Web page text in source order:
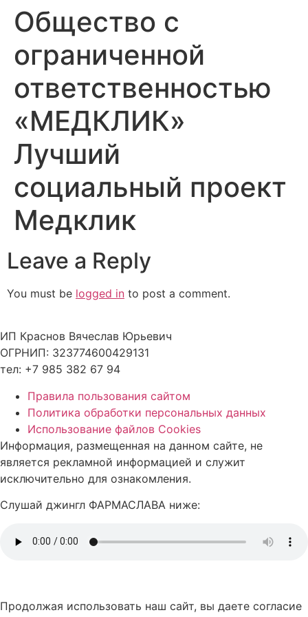
Общество с
ограниченной
ответственностью
«МЕДКЛИК»
Лучший
социальный проект
Медклик
Leave a Reply
You must be logged in to post a comment.
ИП Краснов Вячеслав Юрьевич
ОГРНИП: 323774600429131
тел: +7 985 382 67 94
Правила пользования сайтом
Политика обработки персональных данных
Использование файлов Cookies
Информация, размещенная на данном сайте, не
является рекламной информацией и служит
исключительно для ознакомления.
Слушай джингл ФАРМАСЛАВА ниже:
Продолжая использовать наш сайт, вы даете согласие